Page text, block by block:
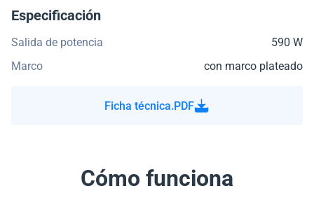
Especificación
Salida de potencia
590 W
Marco
con marco plateado
Ficha técnica.PDF
Cómo funciona